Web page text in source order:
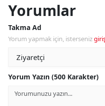
Yorumlar
Takma Ad
Yorum yapmak için, isterseniz
Yorum Yazın (500 Karakter)